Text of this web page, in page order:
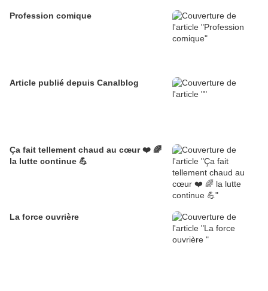
Profession comique
Article publié depuis Canalblog
Ça fait tellement chaud au cœur ❤️ 🌈
la lutte continue 💪
La force ouvrière